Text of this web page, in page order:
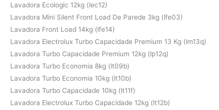
Lavadora Ecologic 12kg (lec12)
Lavadora Mini Silent Front Load De Parede 3kg (lfe03)
Lavadora Front Load 14kg (lfe14)
Lavadora Electrolux Turbo Capacidade Premium 13 Kg (lm13q)
Lavadora Turbo Capacidade Premium 12kg (lp12q)
Lavadora Turbo Economia 8kg (lt09b)
Lavadora Turbo Economia 10kg (lt10b)
Lavadora Turbo Capacidade 10kg (lt11f)
Lavadora Electrolux Turbo Capacidade 12kg (lt12b)